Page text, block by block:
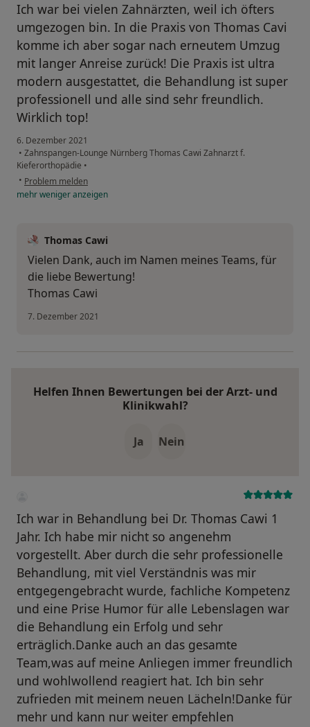
Ich war bei vielen Zahnärzten, weil ich öfters
umgezogen bin. In die Praxis von Thomas Cavi
komme ich aber sogar nach erneutem Umzug
mit langer Anreise zurück! Die Praxis ist ultra
modern ausgestattet, die Behandlung ist super
professionell und alle sind sehr freundlich.
Wirklich top!
6. Dezember 2021
• Zahnspangen-Lounge Nürnberg Thomas Cawi Zahnarzt f.
Kieferorthopädie •
• Problem melden
mehrwenigeranzeigen
Thomas Cawi
Vielen Dank, auch im Namen meines Teams, für
die liebe Bewertung!
Thomas Cawi
7. Dezember 2021
Helfen Ihnen Bewertungen bei der Arzt- und
Klinikwahl?
Ja Nein
Ich war in Behandlung bei Dr. Thomas Cawi 1
Jahr. Ich habe mir nicht so angenehm
vorgestellt. Aber durch die sehr professionelle
Behandlung, mit viel Verständnis was mir
entgegengebracht wurde, fachliche Kompetenz
und eine Prise Humor für alle Lebenslagen war
die Behandlung ein Erfolg und sehr
erträglich.Danke auch an das gesamte
Team,was auf meine Anliegen immer freundlich
und wohlwollend reagiert hat. Ich bin sehr
zufrieden mit meinem neuen Lächeln!Danke für
mehr und kann nur weiter empfehlen